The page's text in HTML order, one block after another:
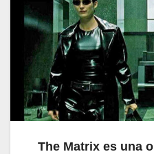
The Matrix es una